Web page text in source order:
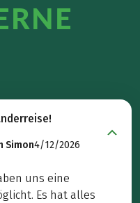
Simon4/12/2026
uns eine
Es hat alles